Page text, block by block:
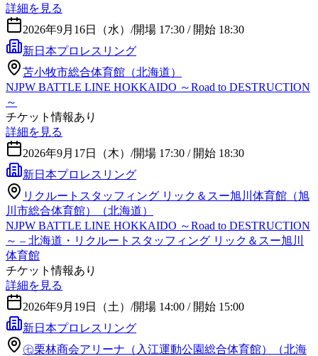
詳細を見る
2026年9月16日（水） /開場 17:30 / 開始 18:30
新日本プロレスリング
苫小牧市総合体育館（北海道）
NJPW BATTLE LINE HOKKAIDO ～Road to DESTRUCTION
～
チケット情報あり
詳細を見る
2026年9月17日（木） /開場 17:30 / 開始 18:30
新日本プロレスリング
リクルートスタッフィング リック＆スー旭川体育館（旭
川市総合体育館）（北海道）
NJPW BATTLE LINE HOKKAIDO ～Road to DESTRUCTION
～ – 北海道・リクルートスタッフィング リック＆スー旭川
体育館
チケット情報あり
詳細を見る
2026年9月19日（土） /開場 14:00 / 開始 15:00
新日本プロレスリング
㊆栗林商会アリーナ（入江運動公園総合体育館）（北海